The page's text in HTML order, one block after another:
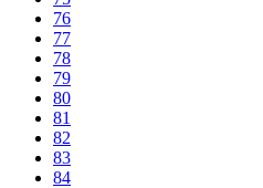
76
77
78
79
80
81
82
83
84